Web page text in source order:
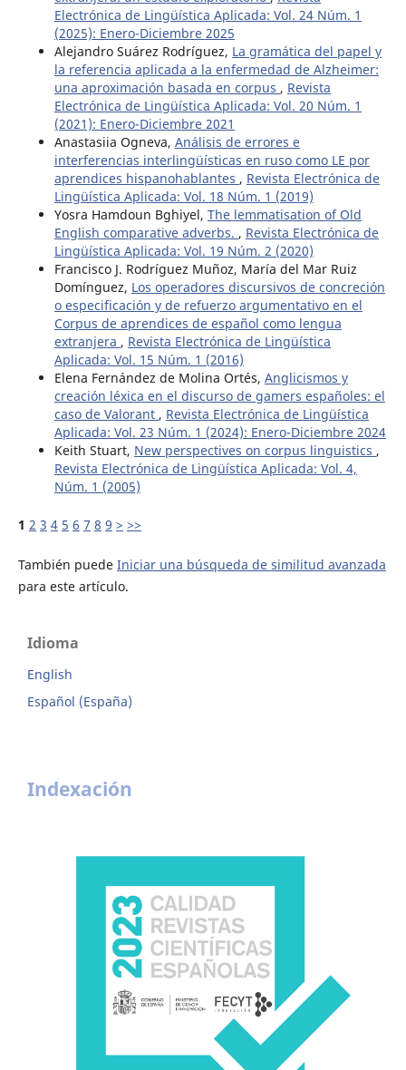
Electrónica de Lingüística Aplicada: Vol. 24 Núm. 1
(2025): Enero-Diciembre 2025
Alejandro Suárez Rodríguez, La gramática del papel y
la referencia aplicada a la enfermedad de Alzheimer:
una aproximación basada en corpus , Revista
Electrónica de Lingüística Aplicada: Vol. 20 Núm. 1
(2021): Enero-Diciembre 2021
Anastasiia Ogneva, Análisis de errores e
interferencias interlingüísticas en ruso como LE por
aprendices hispanohablantes , Revista Electrónica de
Lingüística Aplicada: Vol. 18 Núm. 1 (2019)
Yosra Hamdoun Bghiyel, The lemmatisation of Old
English comparative adverbs. , Revista Electrónica de
Lingüística Aplicada: Vol. 19 Núm. 2 (2020)
Francisco J. Rodríguez Muñoz, María del Mar Ruiz
Domínguez, Los operadores discursivos de concreción
o especificación y de refuerzo argumentativo en el
Corpus de aprendices de español como lengua
extranjera , Revista Electrónica de Lingüística
Aplicada: Vol. 15 Núm. 1 (2016)
Elena Fernández de Molina Ortés, Anglicismos y
creación léxica en el discurso de gamers españoles: el
caso de Valorant , Revista Electrónica de Lingüística
Aplicada: Vol. 23 Núm. 1 (2024): Enero-Diciembre 2024
Keith Stuart, New perspectives on corpus linguistics ,
Revista Electrónica de Lingüística Aplicada: Vol. 4,
Núm. 1 (2005)
1 2 3 4 5 6 7 8 9 > >>
También puede Iniciar una búsqueda de similitud avanzada
para este artículo.
Idioma
English
Español (España)
Indexación